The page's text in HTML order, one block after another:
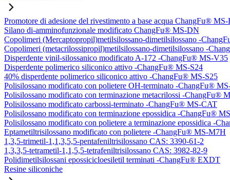
Promotore di adesione del rivestimento a base acqua ChangFu® MS-
Silano di-amminofunzionale modificato ChangFu® MS-DN
Copolimeri (Mercaptopropil)metilsilossano-dimetilsilossano -
Copolimeri (metacrilossipropil)metilsilossano-dimetilsilossano -
Disperdente vinil-silossanico modificato A-172 -ChangFu® MS-V35
Disperdente polimerico siliconico attivo -ChangFu® MS-S24
40% disperdente polimerico siliconico attivo -ChangFu® MS-S25
Polisilossano modificato con polietere OH-terminato -ChangFu®
Polisilossano modificato con terminazione metacrilossi -ChangFu®
Polisilossano modificato carbossi-terminato -ChangFu® MS-CAT
Polisilossano modificato con terminazione epossidica -ChangFu®
Polisilossano modificato con polietere a terminazione epossidica -
Eptametiltrisilossano modificato con polietere -ChangFu® MS-M7H
1,3,5-trimetil-1,1,3,5,5-pentafeniltrisilossano CAS: 3390-61-2
1,3,3,5-tetrametil-1,1,5,5-tetrafeniltrisilossano CAS: 3982-82-9
Polidimetilsilossani epossicicloesiletil terminati -ChangFu® EXDT
Resine siliconiche